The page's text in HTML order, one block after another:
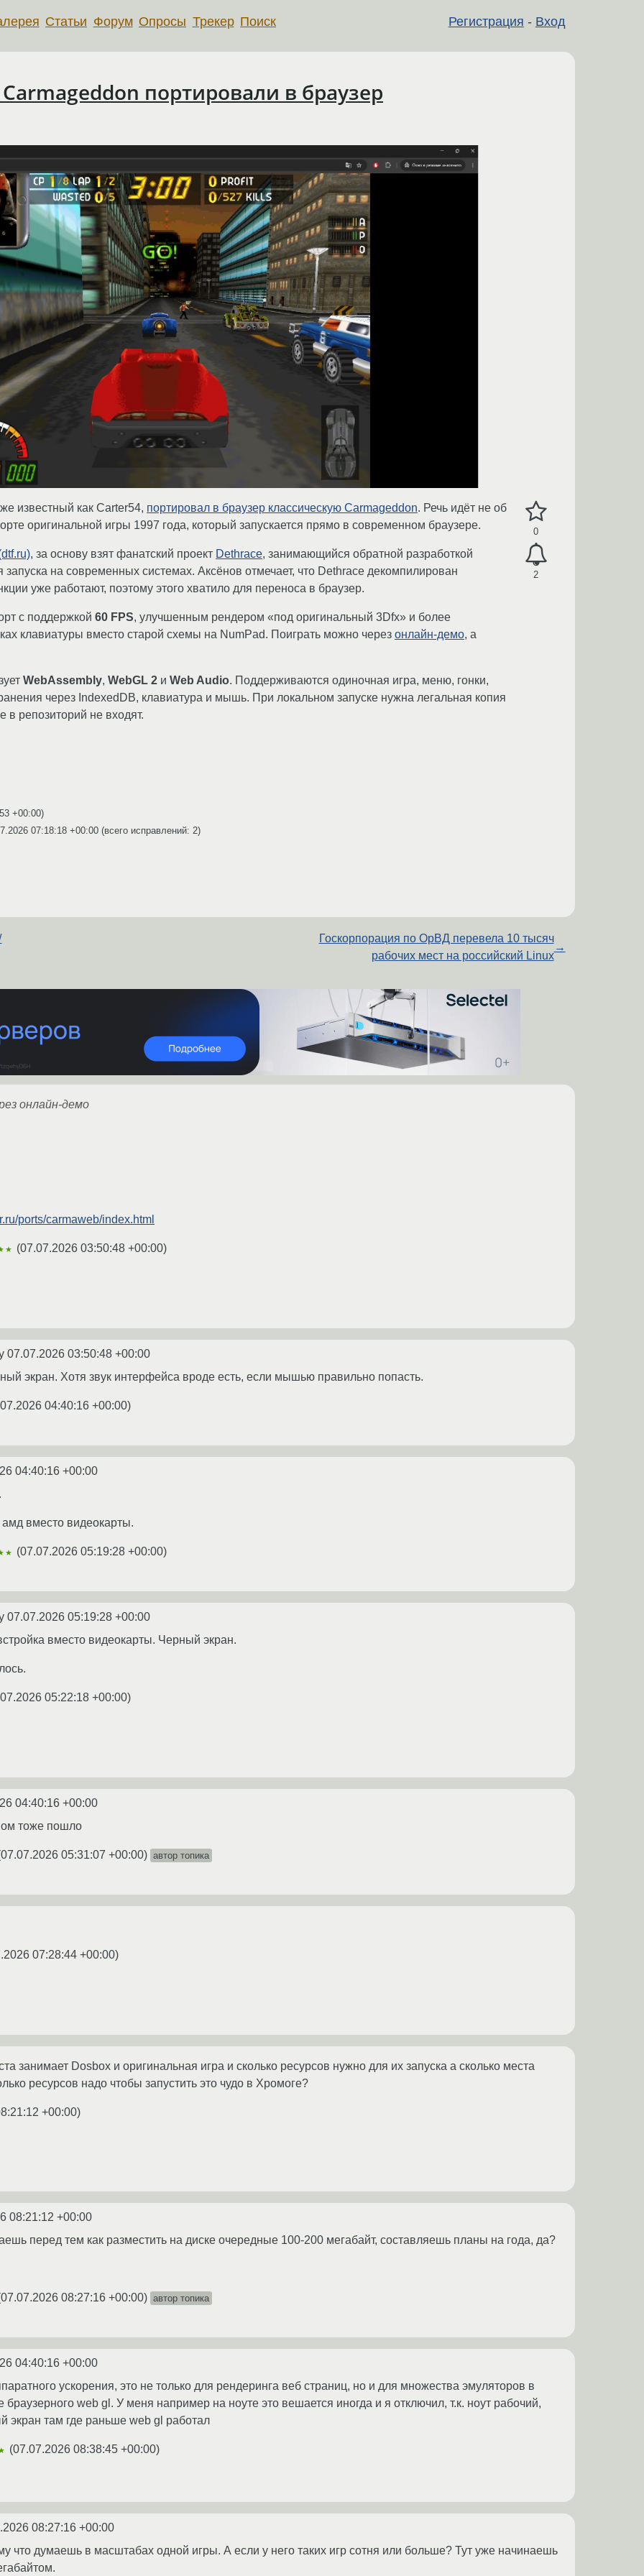
Регистрация - Вход
Статьи Форум Опросы Трекер Поиск
портировали в браузер
0
2
известный как Carter54, портировал в браузер классическую Carmageddon. Речь идёт не об
оригинальной игры 1997 года, который запускается прямо в современном браузере.
, за основу взят фанатский проект Dethrace, занимающийся обратной разработкой
на современных системах. Аксёнов отмечает, что Dethrace декомпилирован
уже работают, поэтому этого хватило для переноса в браузер.
с поддержкой 60 FPS, улучшенным рендером «под оригинальный 3Dfx» и более
клавиатуры вместо старой схемы на NumPad. Поиграть можно через онлайн-демо, а
WebAssembly, WebGL 2 и Web Audio. Поддерживаются одиночная игра, меню, гонки,
через IndexedDB, клавиатура и мышь. При локальном запуске нужна легальная копия
репозиторий не входят.
+00:00)
07:18:18 +00:00 (всего исправлений: 2)
Госкорпорация по ОрВД перевела 10 тысяч
рабочих мест на российский Linux
→
онлайн-демо
ports/carmaweb/index.html
(07.07.2026 03:50:48 +00:00)
07.07.2026 03:50:48 +00:00
экран. Хотя звук интерфейса вроде есть, если мышью правильно попасть.
04:40:16 +00:00)
04:40:16 +00:00
вместо видеокарты.
(07.07.2026 05:19:28 +00:00)
07.07.2026 05:19:28 +00:00
вместо видеокарты. Черный экран.
05:22:18 +00:00)
04:40:16 +00:00
тоже пошло
07.07.2026 05:31:07 +00:00) автор топика
07:28:44 +00:00)
занимает Dosbox и оригинальная игра и сколько ресурсов нужно для их запуска а сколько места
ресурсов надо чтобы запустить это чудо в Хромоге?
+00:00)
08:21:12 +00:00
перед тем как разместить на диске очередные 100-200 мегабайт, составляешь планы на года, да?
07.07.2026 08:27:16 +00:00) автор топика
04:40:16 +00:00
ускорения, это не только для рендеринга веб страниц, но и для множества эмуляторов в
браузерного web gl. У меня например на ноуте это вешается иногда и я отключил, т.к. ноут рабочий,
экран там где раньше web gl работал
(07.07.2026 08:38:45 +00:00)
08:27:16 +00:00
что думаешь в масштабах одной игры. А если у него таких игр сотня или больше? Тут уже начинаешь